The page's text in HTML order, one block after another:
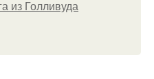
из Голливуда